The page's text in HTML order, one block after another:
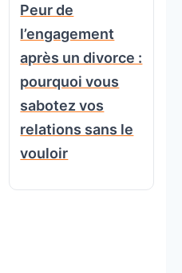
Peur de
l’engagement
après un divorce :
pourquoi vous
sabotez vos
relations sans le
vouloir